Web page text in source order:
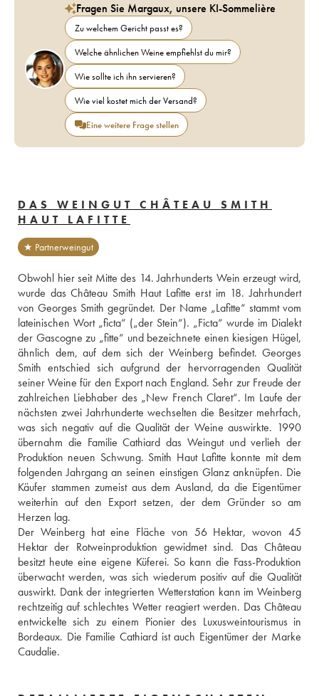
Fragen Sie Margaux, unsere KI-Sommelière
Zu welchem Gericht passt es?
Welche ähnlichen Weine empfiehlst du mir?
Wie sollte ich ihn servieren?
Wie viel kostet mich der Versand?
Eine weitere Frage stellen
DAS WEINGUT CHÂTEAU SMITH
HAUT LAFITTE
★ Partnerweingut
Obwohl hier seit Mitte des 14. Jahrhunderts Wein erzeugt wird,
wurde das Château Smith Haut Lafitte erst im 18. Jahrhundert
von Georges Smith gegründet. Der Name „Lafitte“ stammt vom
lateinischen Wort „ficta“ („der Stein“). „Ficta“ wurde im Dialekt
der Gascogne zu „fitte“ und bezeichnete einen kiesigen Hügel,
ähnlich dem, auf dem sich der Weinberg befindet. Georges
Smith entschied sich aufgrund der hervorragenden Qualität
seiner Weine für den Export nach England. Sehr zur Freude der
zahlreichen Liebhaber des „New French Claret“. Im Laufe der
nächsten zwei Jahrhunderte wechselten die Besitzer mehrfach,
was sich negativ auf die Qualität der Weine auswirkte. 1990
übernahm die Familie Cathiard das Weingut und verlieh der
Produktion neuen Schwung. Smith Haut Lafitte konnte mit dem
folgenden Jahrgang an seinen einstigen Glanz anknüpfen. Die
Käufer stammen zumeist aus dem Ausland, da die Eigentümer
weiterhin auf den Export setzen, der dem Gründer so am
Herzen lag.
Der Weinberg hat eine Fläche von 56 Hektar, wovon 45
Hektar der Rotweinproduktion gewidmet sind. Das Château
besitzt heute eine eigene Küferei. So kann die Fass-Produktion
überwacht werden, was sich wiederum positiv auf die Qualität
auswirkt. Dank der integrierten Wetterstation kann im Weinberg
rechtzeitig auf schlechtes Wetter reagiert werden. Das Château
entwickelte sich zu einem Pionier des Luxusweintourismus in
Bordeaux. Die Familie Cathiard ist auch Eigentümer der Marke
Caudalie.